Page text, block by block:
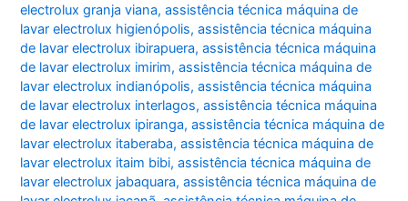
electrolux granja viana,assistência técnica máquina de
lavar electrolux higienópolis,assistência técnica máquina
de lavar electrolux ibirapuera,assistência técnica máquina
de lavar electrolux imirim,assistência técnica máquina de
lavar electrolux indianópolis,assistência técnica máquina
de lavar electrolux interlagos,assistência técnica máquina
de lavar electrolux ipiranga,assistência técnica máquina de
lavar electrolux itaberaba,assistência técnica máquina de
lavar electrolux itaim bibi,assistência técnica máquina de
lavar electrolux jabaquara,assistência técnica máquina de